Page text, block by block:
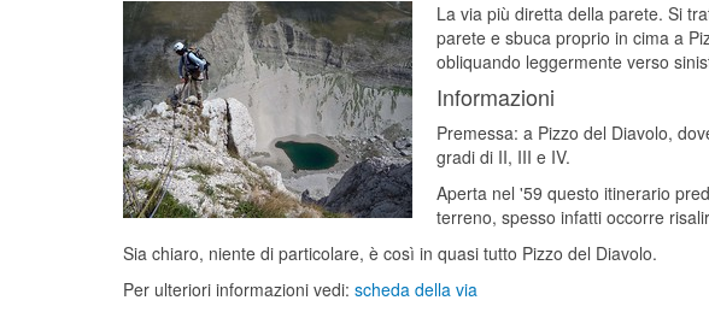
La via più diretta della parete. Si
parete e sbuca proprio in cima a
obliquando leggermente verso
Informazioni
Premessa: a Pizzo del Diavolo,
gradi di II, III e IV.
Aperta nel '59 questo itinerario
terreno, spesso infatti occorre
Sia chiaro, niente di particolare, è così in quasi tutto Pizzo del Diavolo.
Per ulteriori informazioni vedi: scheda della via